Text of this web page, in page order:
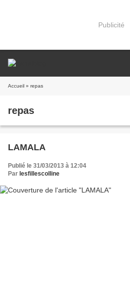
Publicité
Accueil » repas
repas
LAMALA
Publié le 31/03/2013 à 12:04
Par lesfillescolline